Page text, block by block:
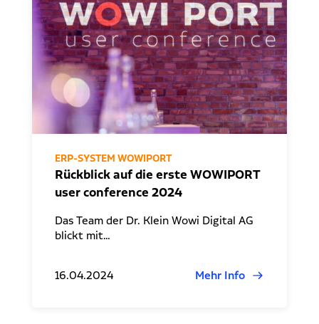
ERP-SYSTEM WOWIPORT
Rückblick auf die erste WOWIPORT
user conference 2024
Das Team der Dr. Klein Wowi Digital AG
blickt mit…
16.04.2024 Mehr Info